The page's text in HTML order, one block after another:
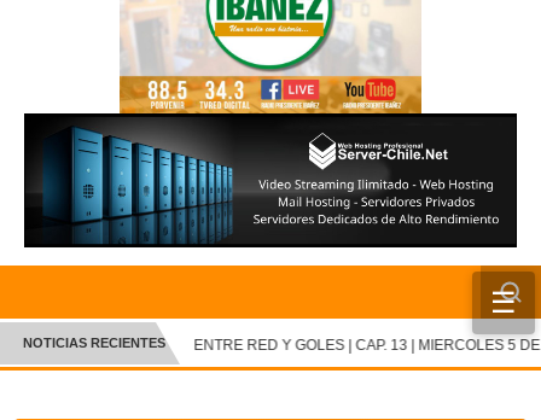
☰
INICIO
CRÓNICA
NOTICIAS RECIENTES ENTRE RED Y GOLES | CAP. 13 | MIERCOLES 5 DE